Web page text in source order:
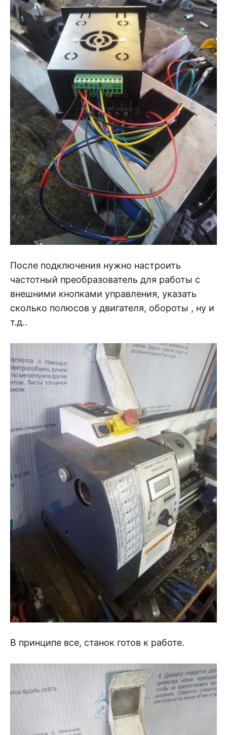
После подключения нужно настроить
частотный преобразователь для работы с
внешними кнопками управления, указать
сколько полюсов у двигателя, обороты , ну и
т.д..
В принципе все, станок готов к работе.